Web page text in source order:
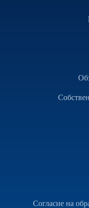
Согласие на